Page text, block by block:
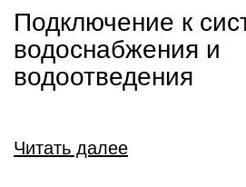
Подключение к
водоснабжения и
водоотведения
Читать далее